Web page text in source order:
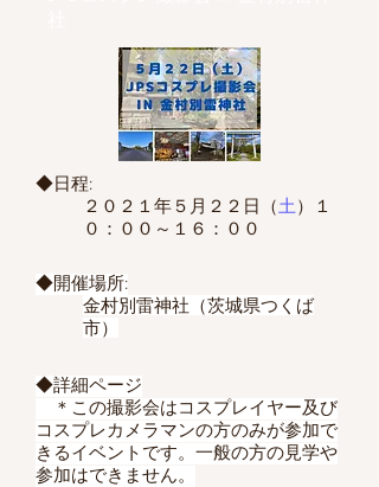
◆日程:
２０２１年５月２２日（土 ）１
０：００～１６：００
◆開催場所:
金村別雷神社（茨城県つくば
市）
◆詳細ページ
​ ＊この撮影会はコスプレイヤー及び
コスプレカメラマンの方のみが参加で
きるイベントです。一般の方の見学や
参加はできません。